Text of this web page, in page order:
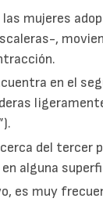
mujeres
,
en el
del tercer
alguna
es muy